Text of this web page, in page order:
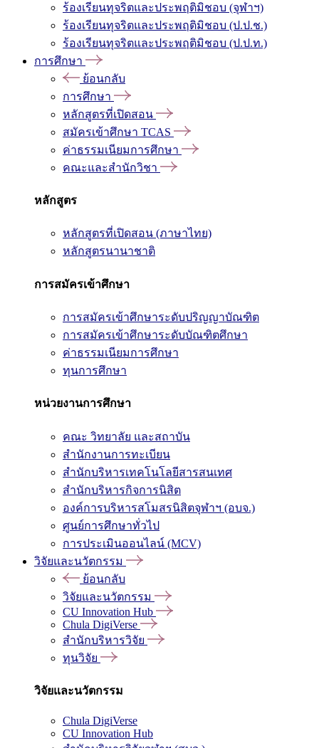
ร้องเรียนทุจริตและประพฤติมิชอบ (จุฬาฯ)
ร้องเรียนทุจริตและประพฤติมิชอบ (ป.ป.ช.)
ร้องเรียนทุจริตและประพฤติมิชอบ (ป.ป.ท.)
การศึกษา
ย้อนกลับ
การศึกษา
หลักสูตรที่เปิดสอน
สมัครเข้าศึกษา TCAS
ค่าธรรมเนียมการศึกษา
คณะและสำนักวิชา
หลักสูตร
หลักสูตรที่เปิดสอน (ภาษาไทย)
หลักสูตรนานาชาติ
การสมัครเข้าศึกษา
การสมัครเข้าศึกษาระดับปริญญาบัณฑิต
การสมัครเข้าศึกษาระดับบัณฑิตศึกษา
ค่าธรรมเนียมการศึกษา
ทุนการศึกษา
หน่วยงานการศึกษา
คณะ วิทยาลัย และสถาบัน
สำนักงานการทะเบียน
สำนักบริหารเทคโนโลยีสารสนเทศ
สำนักบริหารกิจการนิสิต
องค์การบริหารสโมสรนิสิตจุฬาฯ (อบจ.)
ศูนย์การศึกษาทั่วไป
การประเมินออนไลน์ (MCV)
วิจัยและนวัตกรรม
ย้อนกลับ
วิจัยและนวัตกรรม
CU Innovation Hub
Chula DigiVerse
สำนักบริหารวิจัย
ทุนวิจัย
วิจัยและนวัตกรรม
Chula DigiVerse
CU Innovation Hub